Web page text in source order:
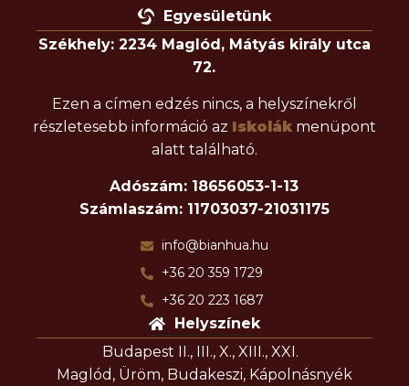
Egyesületünk
Székhely: 2234 Maglód, Mátyás király utca
72.
Ezen a címen edzés nincs, a helyszínekről
részletesebb információ az Iskolákmenüpont
alatt található.
Adószám: 18656053-1-13
Számlaszám: 11703037-21031175
info@bianhua.hu
+36 20 359 1729
+36 20 223 1687
Helyszínek
Budapest II., III., X., XIII., XXI.
Maglód, Üröm, Budakeszi, Kápolnásnyék